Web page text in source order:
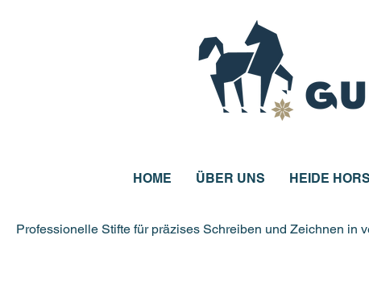
HOME ÜBER UNS HEIDE
Professionelle Stifte für präzises Schreiben und Zeichnen in